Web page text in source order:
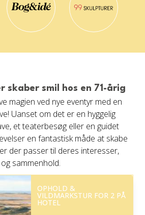
skaber smil hos en 71-årig
magien ved nye eventyr med en
Uanset om det er en hyggelig
et teaterbesøg eller en guidet
en fantastisk måde at skabe
der passer til deres interesser,
sammenhold.
OPHOLD &
VILDMARKSTUR FOR 2 PÅ
HOTEL